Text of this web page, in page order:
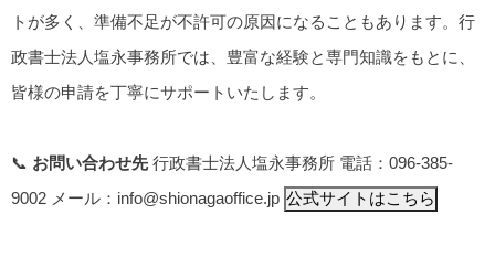
トが多く、準備不足が不許可の原因になることもあります。行
政書士法人塩永事務所では、豊富な経験と専門知識をもとに、
皆様の申請を丁寧にサポートいたします。
📞 お問い合わせ先行政書士法人塩永事務所 電話：096-385-
9002 メール：info@shionagaoffice.jp 公式サイトはこちら